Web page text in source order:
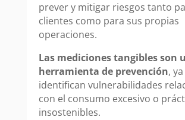
prever y mitigar riesgos tanto
clientes como para sus propias
operaciones.
Las mediciones tangibles son
herramienta de prevención,
identifican vulnerabilidades
con el consumo excesivo o
insostenibles.